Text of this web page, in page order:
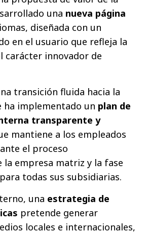
una nueva página
diseñada con un
en el usuario que refleja la
carácter innovador de
transición fluida hacia la
ha implementado un plan de
transparente y
mantiene a los empleados
el proceso
la empresa matriz y la fase
todas sus subsidiarias.
una estrategia de
pretende generar
locales e internacionales,